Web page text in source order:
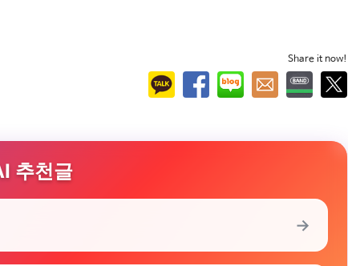
Share it now!
추천글